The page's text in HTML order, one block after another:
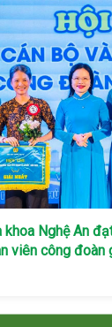
khoa Nghệ An
viên công đoàn